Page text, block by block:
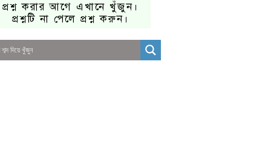
প্রশ্ন করার আগে এখানে খুঁজুন।
প্রশ্নটি না পেলে প্রশ্ন করুন।